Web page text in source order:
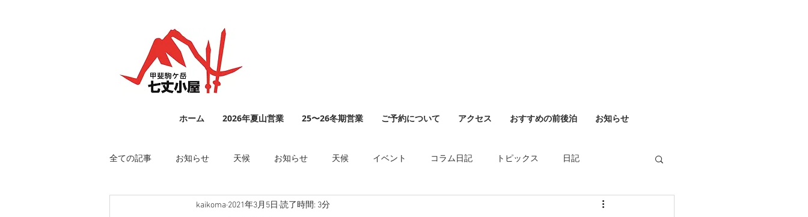
ホーム 2026年夏山営業 25〜26冬期営業 ご予約について アクセス おすすめの前後泊 お知らせ
全ての記事 お知らせ 天候 お知らせ 天候 イベント コラム日記 トピックス 日記
kaikoma 2021年3月5日 読了時間: 3分